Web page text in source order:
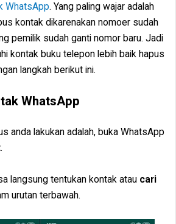
WhatsApp. Yang paling wajar adalah
kontak dikarenakan nomoer sudah
pemilik sudah ganti nomor baru. Jadi
kontak buku telepon lebih baik hapus
langkah berikut ini.
WhatsApp
anda lakukan adalah, buka WhatsApp
.
langsung tentukan kontak atau cari
urutan terbawah.